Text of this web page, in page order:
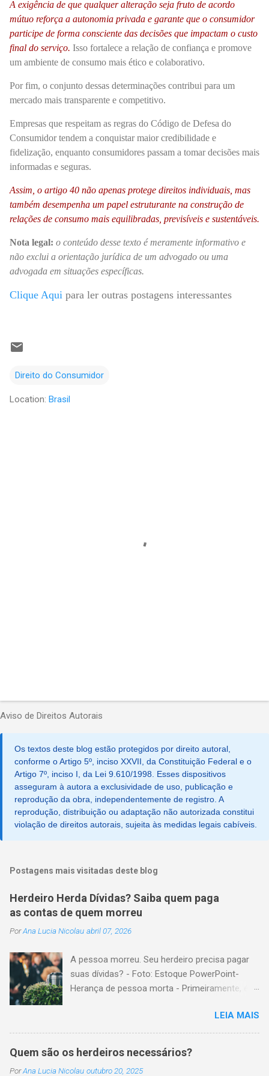
A exigência de que qualquer alteração seja fruto de acordo
mútuo reforça a autonomia privada e garante que o consumidor
participe de forma consciente das decisões que impactam o custo
final do serviço. Isso fortalece a relação de confiança e promove
um ambiente de consumo mais ético e colaborativo.
Por fim, o conjunto dessas determinações contribui para um
mercado mais transparente e competitivo.
Empresas que respeitam as regras do Código de Defesa do
Consumidor tendem a conquistar maior credibilidade e
fidelização, enquanto consumidores passam a tomar decisões mais
informadas e seguras.
Assim, o artigo 40 não apenas protege direitos individuais, mas
também desempenha um papel estruturante na construção de
relações de consumo mais equilibradas, previsíveis e sustentáveis.
Nota legal: o conteúdo desse texto é meramente informativo e
não exclui a orientação jurídica de um advogado ou uma
advogada em situações específicas.
Clique Aqui para ler outras postagens interessantes
Direito do Consumidor
Location: Brasil
Aviso de Direitos Autorais
Os textos deste blog estão protegidos por direito autoral,
conforme o Artigo 5º, inciso XXVII, da Constituição Federal e o
Artigo 7º, inciso I, da Lei 9.610/1998. Esses dispositivos
asseguram à autora a exclusividade de uso, publicação e
reprodução da obra, independentemente de registro. A
reprodução, distribuição ou adaptação não autorizada constitui
violação de direitos autorais, sujeita às medidas legais cabíveis.
Postagens mais visitadas deste blog
Herdeiro Herda Dívidas? Saiba quem paga
as contas de quem morreu
PorAna Lucia Nicolau abril 07, 2026
A pessoa morreu. Seu herdeiro precisa pagar
suas dívidas? - Foto: Estoque PowerPoint-
Herança de pessoa morta - Primeiramente, é
formado pelos elementos, para transmissão
aos sucessores. Esses elementos são: A)
positivos; ou seja, com importância monetária,
LEIA MAIS
Quem são os herdeiros necessários?
PorAna Lucia Nicolau outubro 20, 2025